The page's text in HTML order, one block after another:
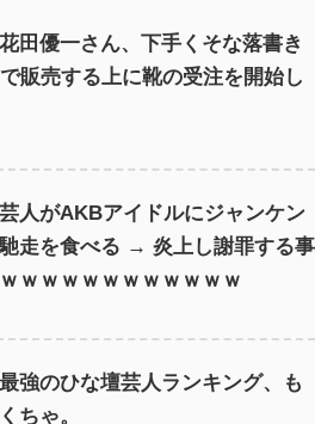
花田優一さん、下手くそな落書き
販売する上に靴の受注を開始し
芸人がAKBアイドルにジャンケン
走を食べる → 炎上し謝罪する事
ｗｗｗｗｗｗｗｗｗｗｗ
最強のひな壇芸人ランキング、も
ちゃ。